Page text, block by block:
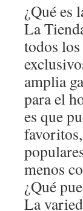
¿Qué es
La
todos
amplia
para el
es que
menos
¿Qué
La